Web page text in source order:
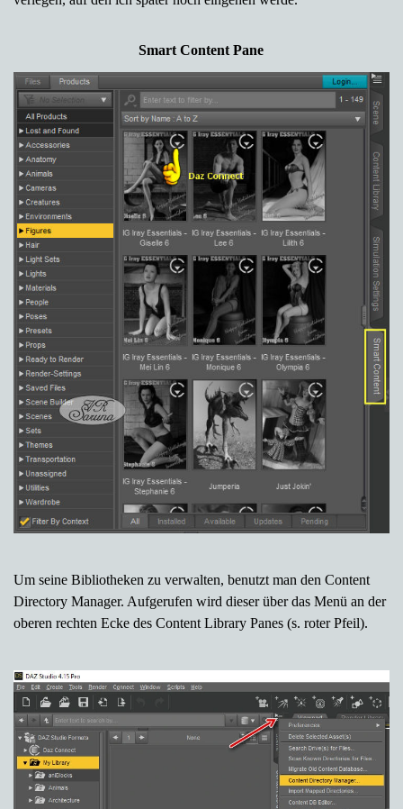
Smart Content Pane
Um seine Bibliotheken zu verwalten, benutzt man den Content
Directory Manager. Aufgerufen wird dieser über das Menü an der
oberen rechten Ecke des Content Library Panes (s. roter Pfeil).